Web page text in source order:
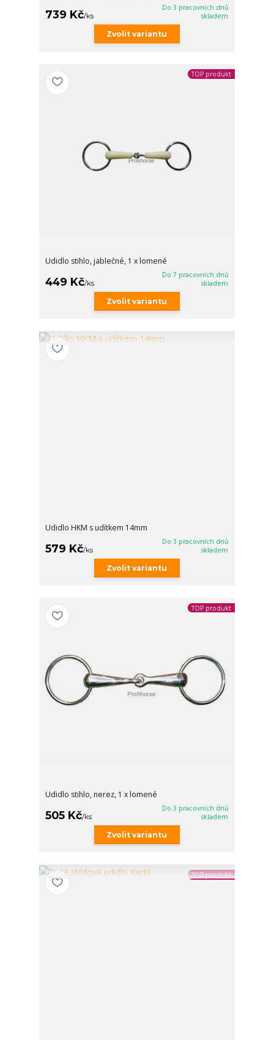
739 Kč/ks
Do 3 pracovních dnů
skladem
Zvolit variantu
TOP produkt
Udidlo stihlo, jablečné, 1 x lomené
449 Kč/ks
Do 7 pracovních dnů
skladem
Zvolit variantu
Udidlo HKM s udítkem 14mm
579 Kč/ks
Do 3 pracovních dnů
skladem
Zvolit variantu
TOP produkt
Udidlo stihlo, nerez, 1 x lomené
505 Kč/ks
Do 3 pracovních dnů
skladem
Zvolit variantu
TOP produkt